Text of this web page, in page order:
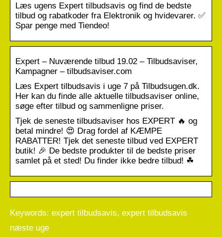
Læs ugens Expert tilbudsavis og find de bedste
tilbud og rabatkoder fra Elektronik og hvidevarer. ✅
Spar penge med Tiendeo!
Expert – Nuværende tilbud 19.02 – Tilbudsaviser,
Kampagner – tilbudsaviser.com
Læs Expert tilbudsavis i uge 7 på Tilbudsugen.dk.
Her kan du finde alle aktuelle tilbudsaviser online,
søge efter tilbud og sammenligne priser.
Tjek de seneste tilbudsaviser hos EXPERT 🔥 og
betal mindre! 😍 Drag fordel af KÆMPE
RABATTER! Tjek det seneste tilbud ved EXPERT
butik! 🎉 De bedste produkter til de bedste priser
samlet på et sted! Du finder ikke bedre tilbud! ☘
Keywords: expert tilbudsavis, expert tilbudsavis
næste uge